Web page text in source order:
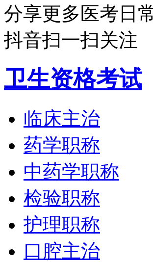
分享更多医考日
抖音扫一扫关注
卫生资格考试
临床主治
药学职称
中药学职称
检验职称
护理职称
口腔主治